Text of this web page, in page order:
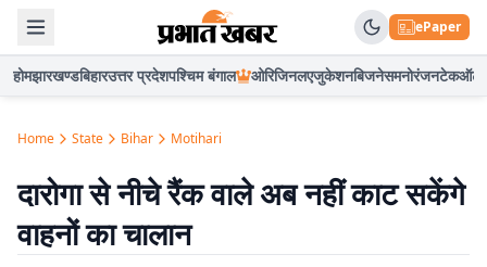
ePaper
होमझारखण्डबिहारउत्तर प्रदेशपश्चिम बंगाल ओरिजिनलएजुकेशनबिजनेसमनोरंजनटेकऑटो
Home State Bihar Motihari
दारोगा से नीचे रैंक वाले अब नहीं काट सकेंगे
वाहनों का चालान